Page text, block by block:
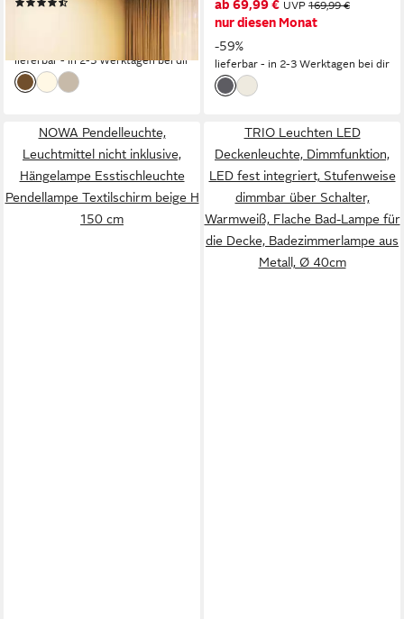
integriert, Warmweiß
lieferbar - in 2-3 Werktagen bei dir
ab 69,99 € UVP 169,99 €
nur diesen Monat
-59%
lieferbar - in 2-3 Werktagen bei dir
NOWA Pendelleuchte,
Leuchtmittel nicht inklusive,
Hängelampe Esstischleuchte
Pendellampe Textilschirm beige H
150 cm
TRIO Leuchten LED
Deckenleuchte, Dimmfunktion,
LED fest integriert, Stufenweise
dimmbar über Schalter,
Warmweiß, Flache Bad-Lampe für
die Decke, Badezimmerlampe aus
Metall, Ø 40cm